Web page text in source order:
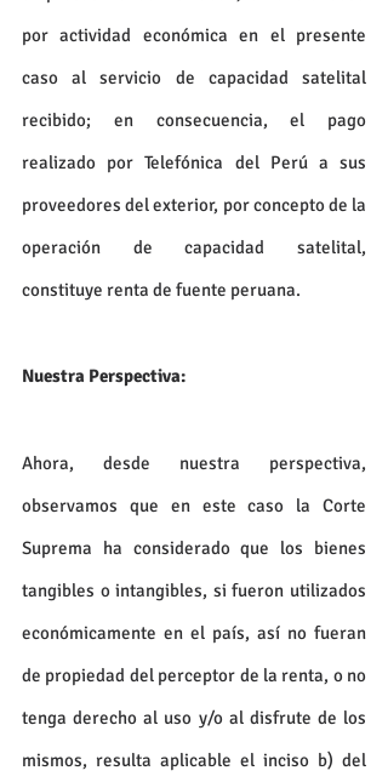
por actividad económica en el presente
caso al servicio de capacidad satelital
recibido; en consecuencia, el pago
realizado por Telefónica del Perú a sus
proveedores del exterior, por concepto de la
operación de capacidad satelital,
constituye renta de fuente peruana.
Nuestra Perspectiva:
Ahora, desde nuestra perspectiva,
observamos que en este caso la Corte
Suprema ha considerado que los bienes
tangibles o intangibles, si fueron utilizados
económicamente en el país, así no fueran
de propiedad del perceptor de la renta, o no
tenga derecho al uso y/o al disfrute de los
mismos, resulta aplicable el inciso b) del